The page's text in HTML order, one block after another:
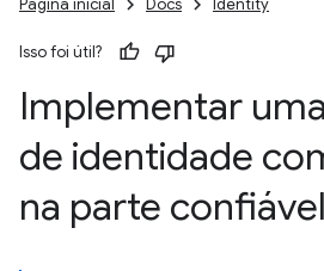
Página inicial Docs Identity
Isso foi útil?
Implementar
de identidade
na parte confiável